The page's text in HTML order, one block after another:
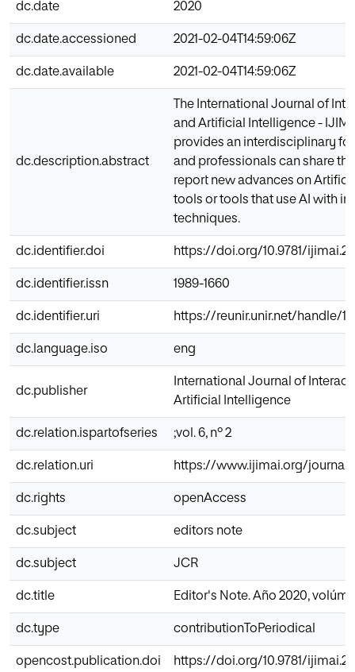
dc.date 2020
dc.date.accessioned 2021-02-04T14:59:06Z
dc.date.available 2021-02-04T14:59:06Z
dc.description.abstract
The International Journal of
and Artificial Intelligence -
provides an interdisciplinary
and professionals can share
report new advances on
tools or tools that use AI with
techniques.
dc.identifier.doi https://doi.org/10.9781/
dc.identifier.issn 1989-1660
dc.identifier.uri https://reunir.unir.net/handle/
dc.language.iso eng
dc.publisher
International Journal of
Artificial Intelligence
dc.relation.ispartofseries ;vol. 6, nº 2
dc.relation.uri https://www.ijimai.org/
dc.rights openAccess
dc.subject editors note
dc.subject JCR
dc.title Editor's Note. Año 2020,
dc.type contributionToPeriodical
opencost.publication.doi https://doi.org/10.9781/